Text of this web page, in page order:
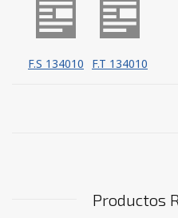
F.S 134010 F.T 134010
Productos